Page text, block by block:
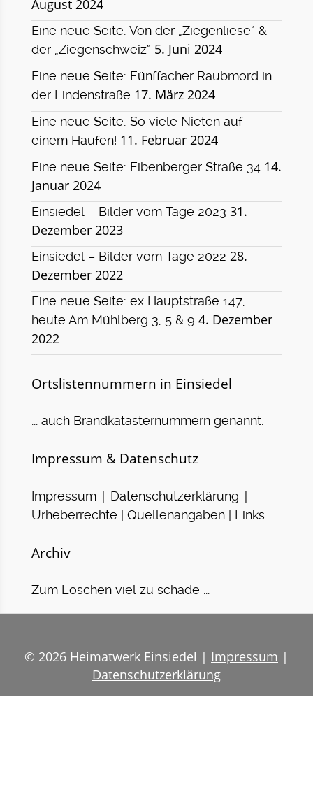
August 2024
Eine neue Seite: Von der „Ziegenliese“ &
der „Ziegenschweiz“ 5. Juni 2024
Eine neue Seite: Fünffacher Raubmord in
der Lindenstraße 17. März 2024
Eine neue Seite: So viele Nieten auf
einem Haufen! 11. Februar 2024
Eine neue Seite: Eibenberger Straße 34 14.
Januar 2024
Einsiedel – Bilder vom Tage 2023 31.
Dezember 2023
Einsiedel – Bilder vom Tage 2022 28.
Dezember 2022
Eine neue Seite: ex Hauptstraße 147,
heute Am Mühlberg 3, 5 & 9 4. Dezember
2022
Ortslistennummern in Einsiedel
... auch Brandkatasternummern genannt.
Impressum & Datenschutz
Impressum| Datenschutzerklärung |
Urheberrechte | Quellenangaben | Links
Archiv
Zum Löschen viel zu schade ...
© 2026 Heimatwerk Einsiedel | Impressum |
Datenschutzerklärung